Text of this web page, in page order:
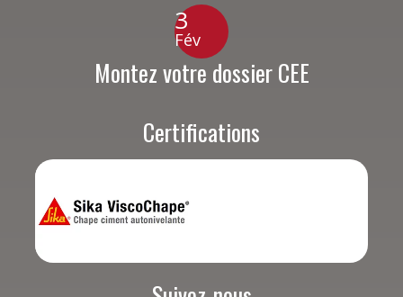
3
Fév
Montez votre dossier CEE
Certifications